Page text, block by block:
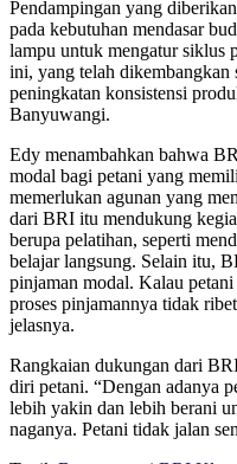
Pendampingan yang
pada kebutuhan mendasar
lampu untuk mengatur siklus
ini, yang telah dikembangkan
peningkatan konsistensi
Banyuwangi.
Edy menambahkan bahwa
modal bagi petani yang
memerlukan agunan yang
dari BRI itu mendukung
berupa pelatihan, seperti
belajar langsung. Selain itu,
pinjaman modal. Kalau
proses pinjamannya tidak
jelasnya.
Rangkaian dukungan dari
diri petani. “Dengan adanya
lebih yakin dan lebih berani
naganya. Petani tidak jalan